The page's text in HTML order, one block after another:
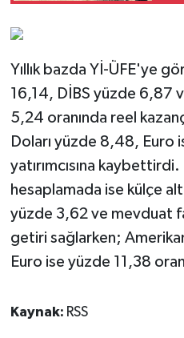
Yıllık bazda Yİ-ÜFE'ye
16,14, DİBS yüzde 6,87
5,24 oranında reel
Doları yüzde 8,48, Euro
yatırımcısına kaybettirdi.
hesaplamada ise külçe
yüzde 3,62 ve mevduat
getiri sağlarken;
Euro ise yüzde 11,38
Kaynak: RSS